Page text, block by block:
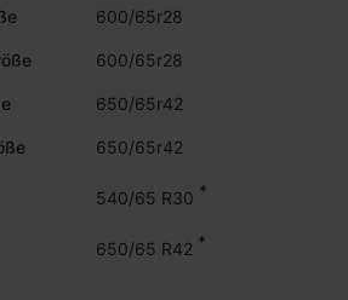
600/65r28
600/65r28
650/65r42
650/65r42
540/65 R30 *
650/65 R42 *